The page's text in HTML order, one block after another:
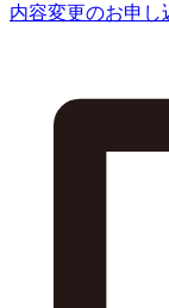
内容変更のお申し